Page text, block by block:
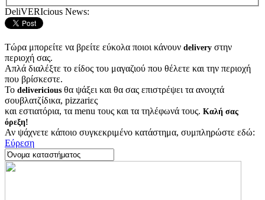
DeliVERIcious News:
Τώρα μπορείτε να βρείτε εύκολα ποιοι κάνουν delivery στην
περιοχή σας.
Απλά διαλέξτε το είδος του μαγαζιού που θέλετε και την περιοχή
που βρίσκεστε.
Το delivericious θα ψάξει και θα σας επιστρέψει τα ανοιχτά
σουβλατζίδικα, pizzariες
και εστιατόρια, τα menu τους και τα τηλέφωνά τους. Καλή σας
όρεξη!
Αν ψάχνετε κάποιο συγκεκριμένο κατάστημα, συμπληρώστε εδώ:
Εύρεση